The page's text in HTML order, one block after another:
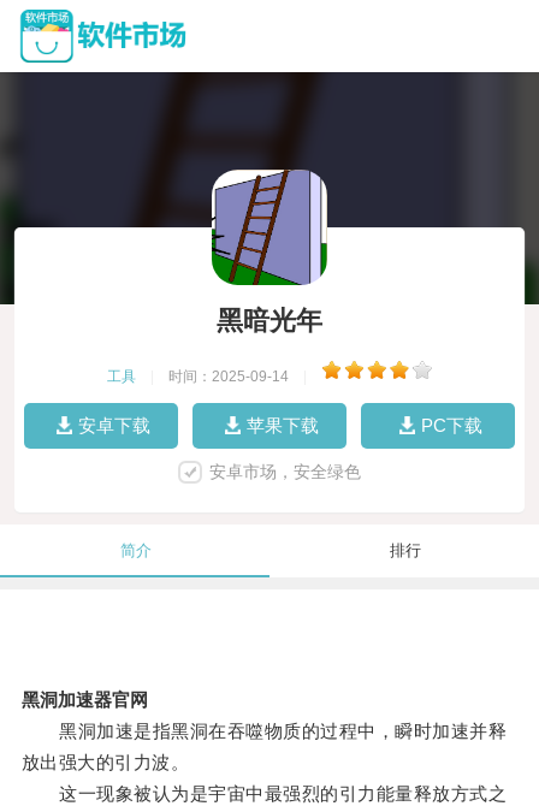
黑暗光年
工具 时间：2025-09-14
安卓下载 苹果下载 PC下载
安卓市场，安全绿色
简介 排行
黑洞加速器官网
黑洞加速是指黑洞在吞噬物质的过程中，瞬时加速并释
放出强大的引力波。
这一现象被认为是宇宙中最强烈的引力能量释放方式之